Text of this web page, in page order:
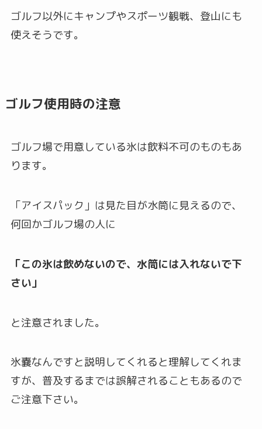
ゴルフ以外にキャンプやスポーツ観戦、登山にも
使えそうです。
ゴルフ使用時の注意
ゴルフ場で用意している氷は飲料不可のものもあ
ります。
「アイスパック」は見た目が水筒に見えるので、
何回かゴルフ場の人に
「この氷は飲めないので、水筒には入れないで下
さい」
と注意されました。
氷嚢なんですと説明してくれると理解してくれま
すが、普及するまでは誤解されることもあるので
ご注意下さい。